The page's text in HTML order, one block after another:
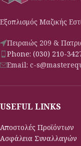
Εξοπλισμός Μαζικής
Πειραιώς 209 &
Phone: (030) 210-
Email: c-
USEFUL LINKS
Αποστολές Προϊόντων
Ασφάλεια Συναλλαγών